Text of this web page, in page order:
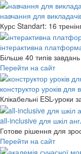
навчання для
Курс Standart: 16
інтерактивна
Більше 40 типів завдань
Перейти на сайт
конструктор уроків для
Клікабельні ESL-уроки
all-inclusive для шкіл
Готове рішення для
Перейти на сайт